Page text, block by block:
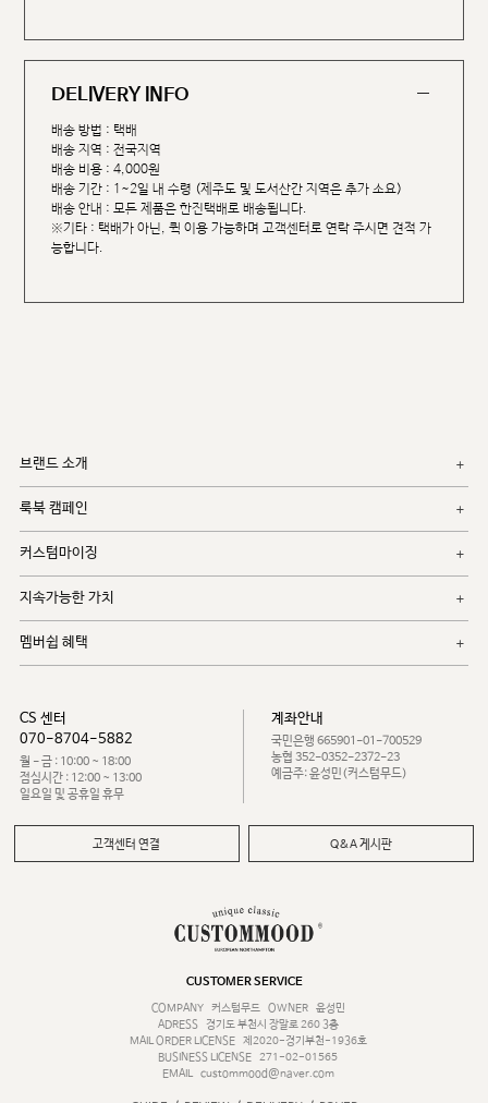
DELIVERY INFO
배송 방법 : 택배
배송 지역 : 전국지역
배송 비용 : 4,000원
배송 기간 : 1~2일 내 수령 (제주도 및 도서산간 지역은 추가 소요)
배송 안내 : 모든 제품은 한진택배로 배송됩니다.
※기타 : 택배가 아닌, 퀵 이용 가능하며 고객센터로 연락 주시면 견적 가
능합니다.
브랜드 소개
룩북 캠페인
커스텀마이징
지속가능한 가치
멤버쉽 혜택
CS 센터
070-8704-5882
월 - 금 : 10:00 ~ 18:00
점심시간 : 12:00 ~ 13:00
일요일 및 공휴일 휴무
계좌안내
국민은행 665901-01-700529
농협 352-0352-2372-23
예금주: 윤성민(커스텀무드)
고객센터 연결 Q&A 게시판
CUSTOMER SERVICE
COMPANY
커스텀무드 OWNER
윤성민
ADRESS
경기도 부천시 장말로 260 3층
MAIL ORDER LICENSE
제2020-경기부천-1936호
BUSINESS LICENSE 271-02-01565
EMAIL
custommood@naver.com